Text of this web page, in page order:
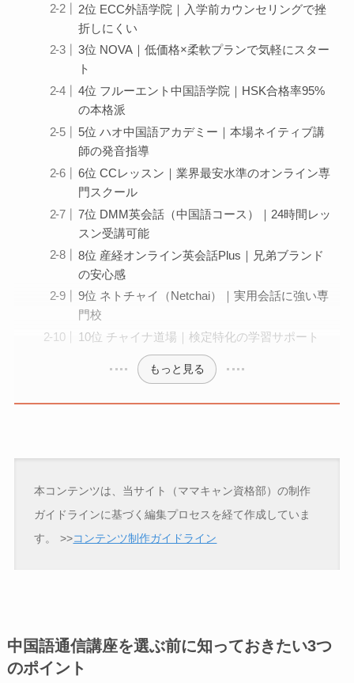
2位 ECC外語学院｜入学前カウンセリングで挫
折しにくい
3位 NOVA｜低価格×柔軟プランで気軽にスター
ト
4位 フルーエント中国語学院｜HSK合格率95%
の本格派
5位 ハオ中国語アカデミー｜本場ネイティブ講
師の発音指導
6位 CCレッスン｜業界最安水準のオンライン専
門スクール
7位 DMM英会話（中国語コース）｜24時間レッ
スン受講可能
8位 産経オンライン英会話Plus｜兄弟ブランド
の安心感
9位 ネトチャイ（Netchai）｜実用会話に強い専
門校
10位 チャイナ道場｜検定特化の学習サポート
もっと見る
本コンテンツは、当サイト（ママキャン資格部）の制作
ガイドラインに基づく編集プロセスを経て作成していま
す。
>>コンテンツ制作ガイドライン
中国語通信講座を選ぶ前に知っておきたい3つ
のポイント